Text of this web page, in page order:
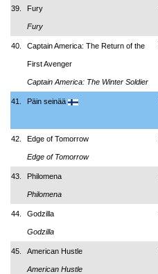
39. Fury
Fury
40. Captain America: The Return of the
First Avenger
Captain America: The Winter Soldier
41. Päin seinää
42. Edge of Tomorrow
Edge of Tomorrow
43. Philomena
Philomena
44. Godzilla
Godzilla
45. American Hustle
American Hustle